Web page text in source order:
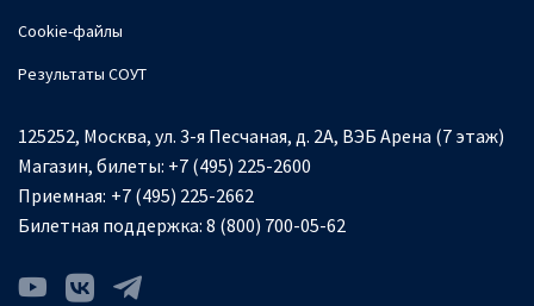
Cookie-файлы
Результаты СОУТ
125252, Москва, ул. 3-я Песчаная, д. 2А, ВЭБ Арена (7 этаж)
Магазин, билеты: +7 (495) 225-2600
Приемная: +7 (495) 225-2662
Билетная поддержка: 8 (800) 700-05-62